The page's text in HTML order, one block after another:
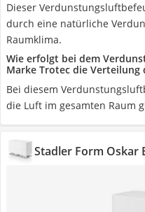
Dieser
durch eine natürliche
Raumklima.
Wie erfolgt bei dem
Marke Trotec die Verteilung
Bei diesem
die Luft im gesamten Raum
Stadler Form Oskar